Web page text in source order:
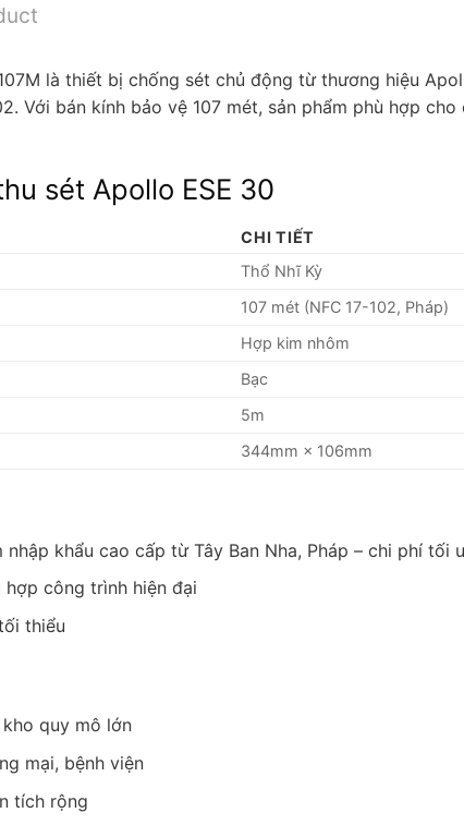
là thiết bị chống sét chủ động từ thương hiệu
Với bán kính bảo vệ 107 mét, sản phẩm phù hợp
sét Apollo ESE 30
CHI TIẾT
Thổ Nhĩ Kỳ
107 mét (NFC 17-102, Pháp)
Hợp kim nhôm
Bạc
5m
344mm × 106mm
khẩu cao cấp từ Tây Ban Nha, Pháp – chi phí tối
hợp công trình hiện đại
thiểu
quy mô lớn
mại, bệnh viện
tích rộng